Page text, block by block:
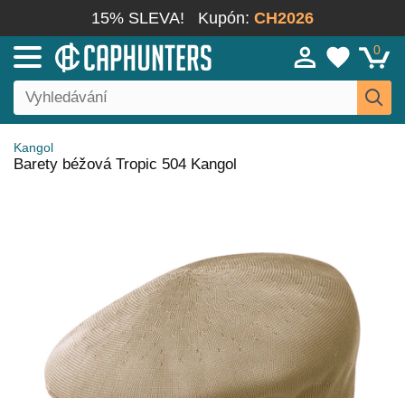
15% SLEVA! Kupón: CH2026
0
Kangol
Barety béžová Tropic 504 Kangol